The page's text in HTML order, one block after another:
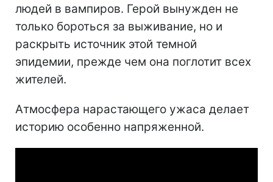
людей в вампиров. Герой вынужден не
только бороться за выживание, но и
раскрыть источник этой темной
эпидемии, прежде чем она поглотит всех
жителей.
Атмосфера нарастающего ужаса делает
историю особенно напряженной.